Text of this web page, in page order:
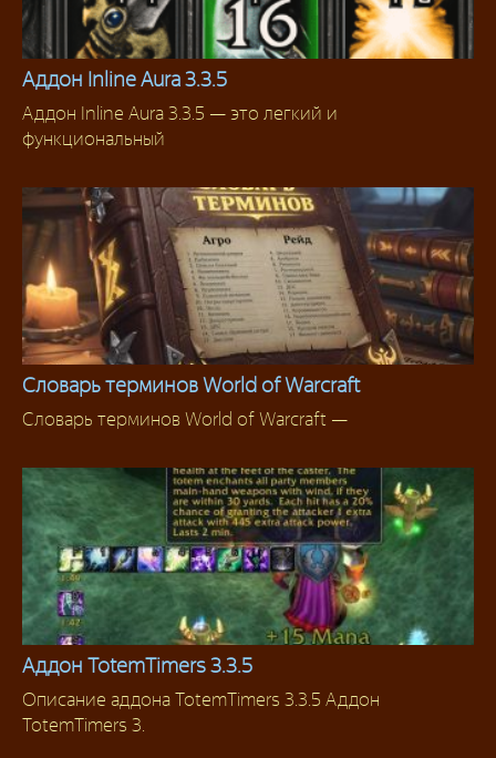
Аддоны 3.3.5
Аддон Inline Aura 3.3.5
Аддон Inline Aura 3.3.5 — это легкий и
функциональный
Инструменты
Словарь терминов World of Warcraft
Словарь терминов World of Warcraft —
Для Шаманов
Аддон TotemTimers 3.3.5
Описание аддона TotemTimers 3.3.5 Аддон
TotemTimers 3.